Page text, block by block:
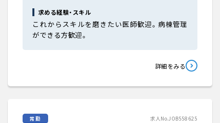
求める経験・スキル
これからスキルを磨きたい医師歓迎。病棟管理
ができる方歓迎。
詳細をみる
常勤 求人No.JOB558625